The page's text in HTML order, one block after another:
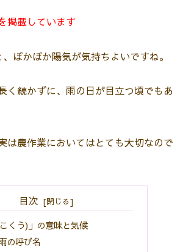
掲載しています
ぽかぽか陽気が気持ちよいですね。
く続かずに、雨の日が目立つ頃でもあ
は農作業においてはとても大切なので
目次
くう)」の意味と気候
の呼び名